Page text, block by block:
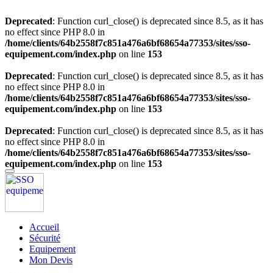
Deprecated: Function curl_close() is deprecated since 8.5, as it has
no effect since PHP 8.0 in
/home/clients/64b2558f7c851a476a6bf68654a77353/sites/sso-
equipement.com/index.php on line 153
Deprecated: Function curl_close() is deprecated since 8.5, as it has
no effect since PHP 8.0 in
/home/clients/64b2558f7c851a476a6bf68654a77353/sites/sso-
equipement.com/index.php on line 153
Deprecated: Function curl_close() is deprecated since 8.5, as it has
no effect since PHP 8.0 in
/home/clients/64b2558f7c851a476a6bf68654a77353/sites/sso-
equipement.com/index.php on line 153
Accueil
Sécurité
Equipement
Mon Devis